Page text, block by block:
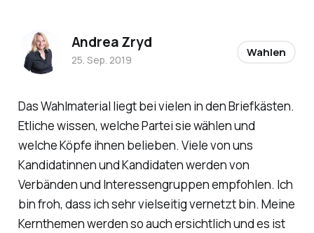
Das Wahlmaterial liegt bei vielen in den Briefkästen.
Etliche wissen, welche Partei sie wählen und
welche Köpfe ihnen belieben. Viele von uns
Kandidatinnen und Kandidaten werden von
Verbänden und Interessengruppen empfohlen. Ich
bin froh, dass ich sehr vielseitig vernetzt bin. Meine
Kernthemen werden so auch ersichtlich und es ist
Andrea Zryd
25. Sep. 2019
Wahlen